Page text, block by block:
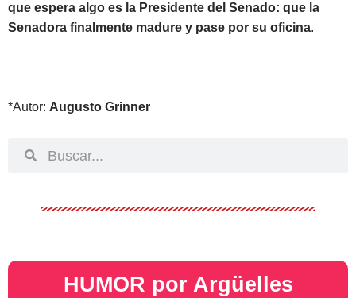
que espera algo es la Presidente del Senado: que la
Senadora finalmente madure y pase por su oficina.
*Autor: Augusto Grinner
HUMOR por Argüelles​